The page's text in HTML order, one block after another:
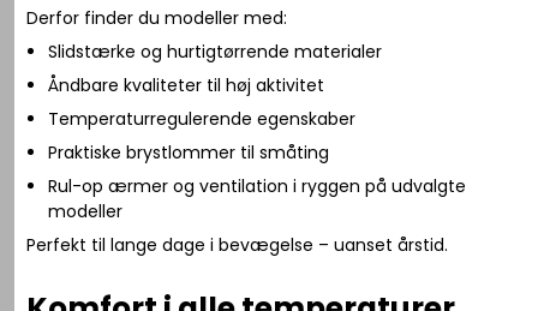
Derfor finder du modeller med:
Slidstærke og hurtigtørrende materialer
Åndbare kvaliteter til høj aktivitet
Temperaturregulerende egenskaber
Praktiske brystlommer til småting
Rul-op ærmer og ventilation i ryggen på udvalgte
modeller
Perfekt til lange dage i bevægelse – uanset årstid.